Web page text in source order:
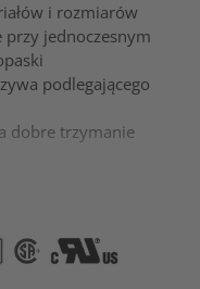
i rozmiarów
przy jednoczesnym
podlegającego
dobre trzymanie